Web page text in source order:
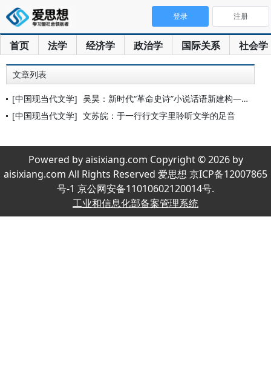
首页 法学 经济学 政治学 国际关系 社会学
登录 注册
文章列表
[中国现当代文学] 吴昊：新时代“革命史诗”小说话语新建构——以孙甘露《千里江山
[中国现当代文学] 文苏皖：于一行行文字里聆听文学的足音
Powered by aisixiang.com Copyright © 2026 by
aisixiang.com All Rights Reserved 爱思想 京ICP备12007865
号-1 京公网安备11010602120014号.
工业和信息化部备案管理系统